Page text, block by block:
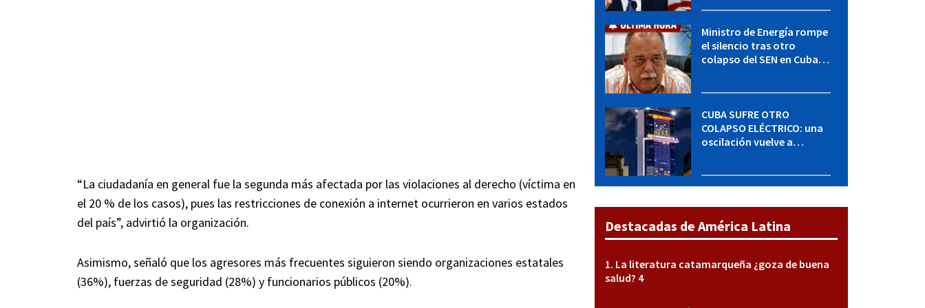
“La ciudadanía en general fue la segunda más afectada por las violaciones al derecho (víctima en
el 20 % de los casos), pues las restricciones de conexión a internet ocurrieron en varios estados
del país”, advirtió la organización.
Asimismo, señaló que los agresores más frecuentes siguieron siendo organizaciones estatales
(36%), fuerzas de seguridad (28%) y funcionarios públicos (20%).
Ministro de Energía rompe
el silencio tras otro
colapso del SEN en Cuba:
CUBA SUFRE OTRO
COLAPSO ELÉCTRICO: una
oscilación vuelve a
Destacadas de América Latina
La literatura catamarqueña ¿goza de buena
salud? 4